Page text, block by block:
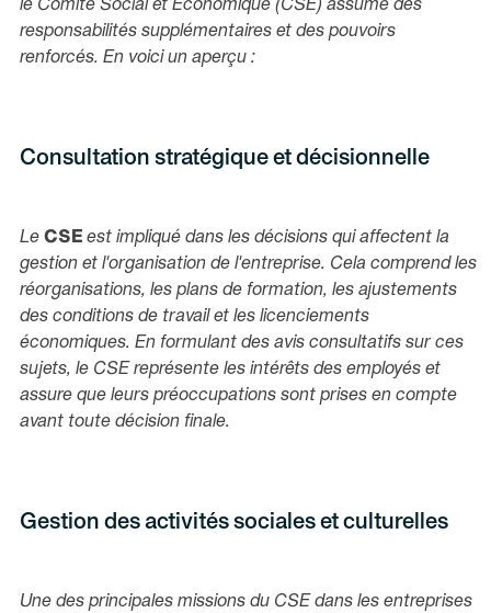
le Comité Social et Économique (CSE) assume des
responsabilités supplémentaires et des pouvoirs
renforcés. En voici un aperçu :
Consultation stratégique et décisionnelle
Le CSE est impliqué dans les décisions qui affectent la
gestion et l'organisation de l'entreprise. Cela comprend les
réorganisations, les plans de formation, les ajustements
des conditions de travail et les licenciements
économiques. En formulant des avis consultatifs sur ces
sujets, le CSE représente les intérêts des employés et
assure que leurs préoccupations sont prises en compte
avant toute décision finale.
Gestion des activités sociales et culturelles
Une des principales missions du CSE dans les entreprises